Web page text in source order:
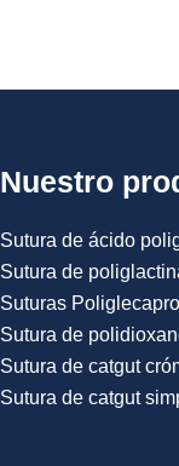
Nuestro
Sutura de ácido
Sutura de
Suturas
Sutura de
Sutura de catgut
Sutura de catgut